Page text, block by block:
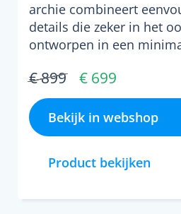
archie combineert
details die zeker in het
ontworpen in een
€ 899 € 699
Bekijk in webshop
Product bekijken